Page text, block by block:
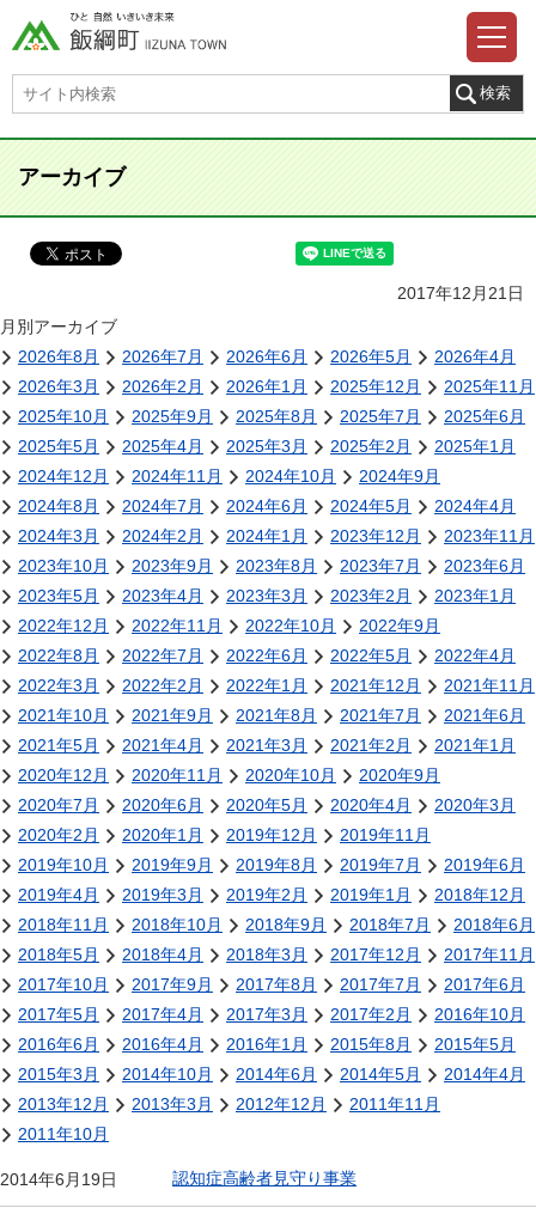
アーカイブ
2017年12月21日
月別アーカイブ
2026年8月
2026年7月 2026年6月 2026年5月
2026年4月
2026年3月
2026年2月 2026年1月 2025年12月
2025年11月
2025年10月
2025年9月 2025年8月 2025年7月
2025年6月
2025年5月
2025年4月 2025年3月 2025年2月
2025年1月
2024年12月
2024年11月 2024年10月
2024年9月
2024年8月
2024年7月 2024年6月 2024年5月
2024年4月
2024年3月
2024年2月 2024年1月 2023年12月
2023年11月
2023年10月
2023年9月 2023年8月 2023年7月
2023年6月
2023年5月
2023年4月 2023年3月 2023年2月
2023年1月
2022年12月
2022年11月 2022年10月
2022年9月
2022年8月
2022年7月 2022年6月 2022年5月
2022年4月
2022年3月
2022年2月 2022年1月 2021年12月
2021年11月
2021年10月
2021年9月 2021年8月 2021年7月
2021年6月
2021年5月
2021年4月 2021年3月 2021年2月
2021年1月
2020年12月
2020年11月 2020年10月
2020年9月
2020年7月
2020年6月 2020年5月 2020年4月
2020年3月
2020年2月
2020年1月 2019年12月
2019年11月
2019年10月
2019年9月 2019年8月 2019年7月
2019年6月
2019年4月
2019年3月 2019年2月 2019年1月
2018年12月
2018年11月
2018年10月 2018年9月 2018年7月
2018年6月
2018年5月
2018年4月 2018年3月 2017年12月
2017年11月
2017年10月
2017年9月 2017年8月 2017年7月
2017年6月
2017年5月
2017年4月 2017年3月 2017年2月
2016年10月
2016年6月
2016年4月 2016年1月 2015年8月
2015年5月
2015年3月
2014年10月 2014年6月 2014年5月
2014年4月
2013年12月
2013年3月 2012年12月
2011年11月
2011年10月
2014年6月19日 認知症高齢者見守り事業